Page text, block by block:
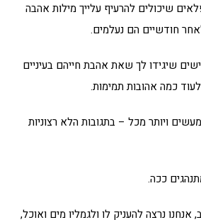
שיכולים להרעיף עלייך מילות אהבה
חודשיים הם נעלמים.
שיגידו לך שאת אהבת חייהם בעיניים
כמה אהובות תמימות.
ויותר מכל – בתגובות הלא רצוניות
ככה.
נרצה להעניק לו ולגמליו מים ואוכל,